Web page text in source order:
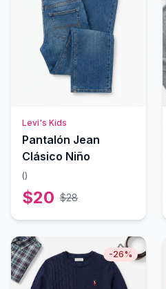
Levi's Kids
Pantalón Jean
Clásico Niño
()
$20 $28
-26%